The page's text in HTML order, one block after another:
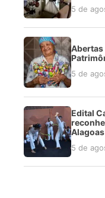
5 de
Abertas
5 de
Edital
Alagoas
5 de